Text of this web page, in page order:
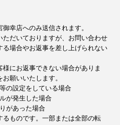
幸店へのみ送信されます。
ただいておりますが、お問い合わせ
場合やお返事を差し上げられない
様にお返事できない場合がありま
願いいたします。
の設定をしている場合
が発生した場合
があった場合
るものです。一部または全部の転